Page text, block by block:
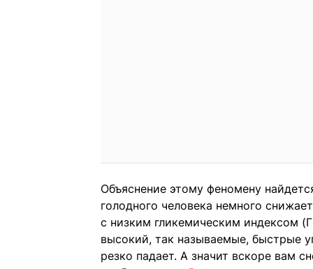
Объяснение этому феномену
голодного человека немного
с низким гликемическим индексом
высокий, так называемые, быстрые
резко падает. А значит вскоре вам